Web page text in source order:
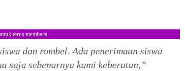
terus membaca
dan rombel. Ada penerimaan siswa
saja sebenarnya kami keberatan,”